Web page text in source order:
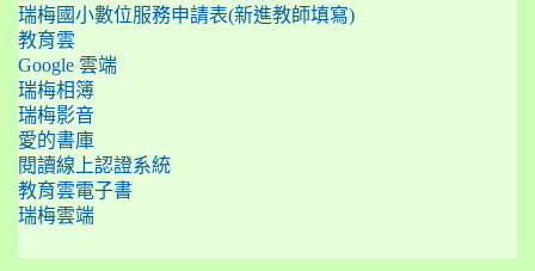
瑞梅國小數位服務申請表(新進教師填寫)
教育雲
Google 雲端
瑞梅相簿
瑞梅影音
愛的書庫
閱讀線上認證系統
教育雲電子書
瑞梅雲端